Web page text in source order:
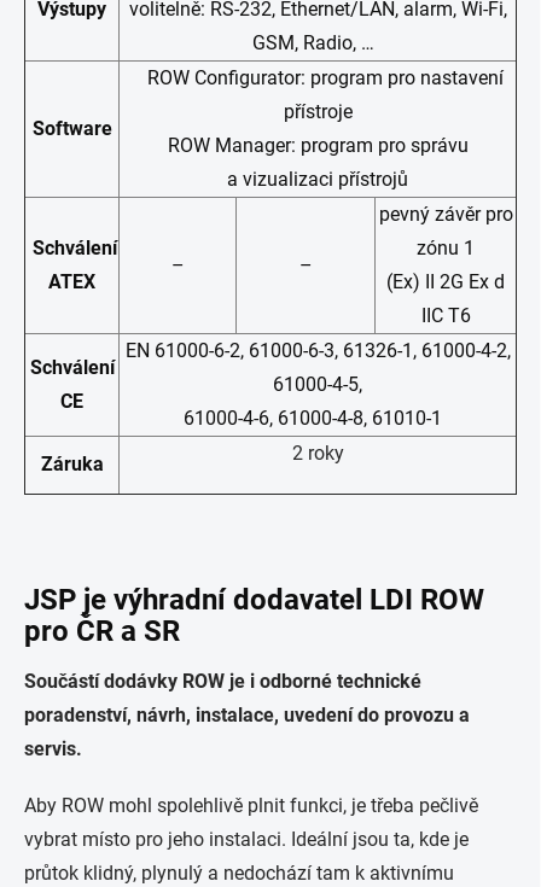
Výstupy
volitelně: RS-232, Ethernet/LAN, alarm, Wi-Fi,
GSM, Radio, …
Software
ROW Configurator: program pro nastavení
přístroje
ROW Manager: program pro správu
a vizualizaci přístrojů
Schválení
ATEX
– –
pevný závěr pro
zónu 1
(Ex) II 2G Ex d
IIC T6
Schválení
CE
EN 61000-6-2, 61000-6-3, 61326-1, 61000-4-2,
61000-4-5,
61000-4-6, 61000-4-8, 61010-1
Záruka
2 roky
JSP je výhradní dodavatel LDI ROW
pro ČR a SR
Součástí dodávky ROW je i odborné technické
poradenství, návrh, instalace, uvedení do provozu a
servis.
Aby ROW mohl spolehlivě plnit funkci, je třeba pečlivě
vybrat místo pro jeho instalaci. Ideální jsou ta, kde je
průtok klidný, plynulý a nedochází tam k aktivnímu